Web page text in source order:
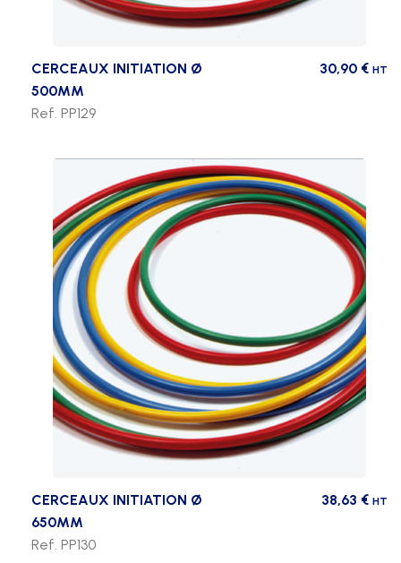
CERCEAUX INITIATION Ø
500MM
30,90 € HT
Ref. PP129
CERCEAUX INITIATION Ø
650MM
38,63 € HT
Ref. PP130